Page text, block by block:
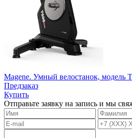
Magene. Умный велостанок, модель
Предзаказ
Купить
Отправьте заявку на запись и мы